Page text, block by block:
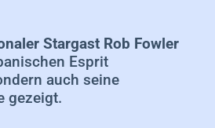
Stargast Rob Fowler
Esprit
auch seine
gezeigt.